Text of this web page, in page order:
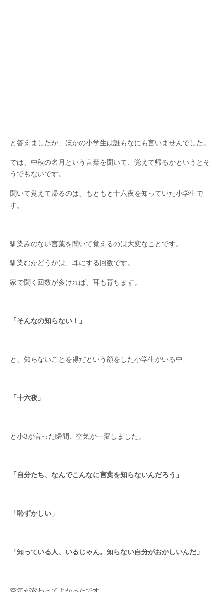
と答えましたが、ほかの小学生は誰もなにも言いませんでした。
では、中秋の名月という言葉を聞いて、覚えて帰るかというとそ
うでもないです。
聞いて覚えて帰るのは、もともと十六夜を知っていた小学生で
す。
馴染みのない言葉を聞いて覚えるのは大変なことです。
馴染むかどうかは、耳にする回数です。
家で聞く回数が多ければ、耳も育ちます。
「そんなの知らない！」
と、知らないことを得だという顔をした小学生がいる中、
「十六夜」
と小3が言った瞬間、空気が一変しました。
「自分たち、なんでこんなに言葉を知らないんだろう」
「恥ずかしい」
「知っている人、いるじゃん。知らない自分がおかしいんだ」